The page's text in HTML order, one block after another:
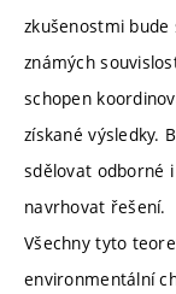
zkušenostmi
známých
schopen
získané výsledky.
sdělovat odborné
navrhovat řešení.
Všechny tyto
environmentální